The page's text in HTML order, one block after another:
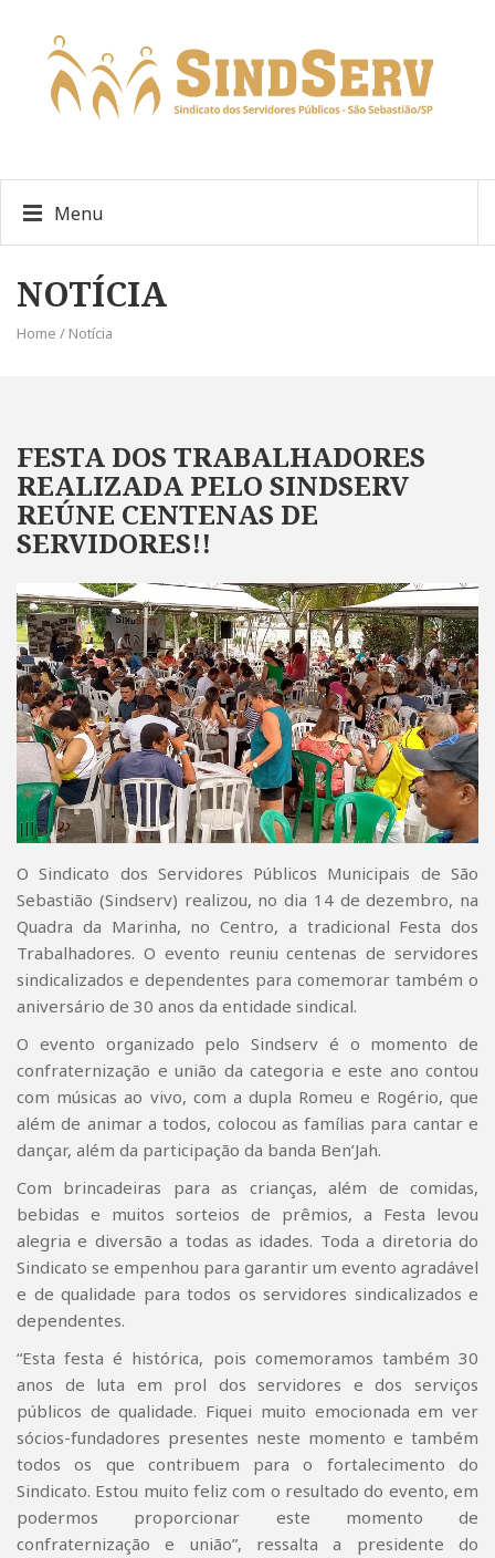
Menu
NOTÍCIA
Home / Notícia
FESTA DOS TRABALHADORES
REALIZADA PELO SINDSERV
REÚNE CENTENAS DE
SERVIDORES!!
O Sindicato dos Servidores Públicos Municipais de São
Sebastião (Sindserv) realizou, no dia 14 de dezembro, na
Quadra da Marinha, no Centro, a tradicional Festa dos
Trabalhadores. O evento reuniu centenas de servidores
sindicalizados e dependentes para comemorar também o
aniversário de 30 anos da entidade sindical.
O evento organizado pelo Sindserv é o momento de
confraternização e união da categoria e este ano contou
com músicas ao vivo, com a dupla Romeu e Rogério, que
além de animar a todos, colocou as famílias para cantar e
dançar, além da participação da banda Ben’Jah.
Com brincadeiras para as crianças, além de comidas,
bebidas e muitos sorteios de prêmios, a Festa levou
alegria e diversão a todas as idades. Toda a diretoria do
Sindicato se empenhou para garantir um evento agradável
e de qualidade para todos os servidores sindicalizados e
dependentes.
“Esta festa é histórica, pois comemoramos também 30
anos de luta em prol dos servidores e dos serviços
públicos de qualidade. Fiquei muito emocionada em ver
sócios-fundadores presentes neste momento e também
todos os que contribuem para o fortalecimento do
Sindicato. Estou muito feliz com o resultado do evento, em
podermos proporcionar este momento de
confraternização e união”, ressalta a presidente do